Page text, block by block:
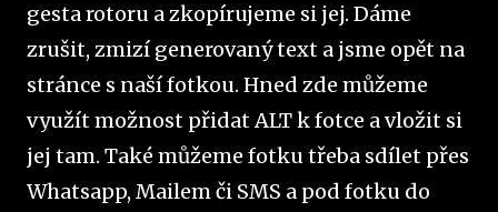
gesta rotoru a zkopírujeme si jej. Dáme
zrušit, zmizí generovaný text a jsme opět na
stránce s naší fotkou. Hned zde můžeme
využít možnost přidat ALT k fotce a vložit si
jej tam. Také můžeme fotku třeba sdílet přes
Whatsapp, Mailem či SMS a pod fotku do